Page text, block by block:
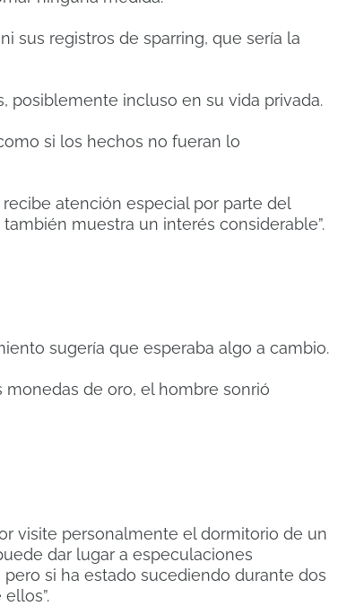
sus registros de sparring, que sería la
posiblemente incluso en su vida privada.
si los hechos no fueran lo
atención especial por parte del
muestra un interés considerable”.
sugería que esperaba algo a cambio.
de oro, el hombre sonrió
visite personalmente el dormitorio de un
dar lugar a especulaciones
si ha estado sucediendo durante dos